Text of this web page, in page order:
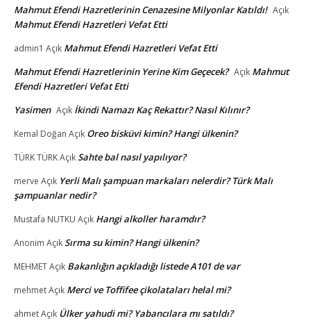
Mahmut Efendi Hazretlerinin Cenazesine Milyonlar Katıldı! Açık
Mahmut Efendi Hazretleri Vefat Etti
admin1 Açık Mahmut Efendi Hazretleri Vefat Etti
Mahmut Efendi Hazretlerinin Yerine Kim Geçecek? Açık Mahmut
Efendi Hazretleri Vefat Etti
Yasimen Açık İkindi Namazı Kaç Rekattır? Nasıl Kılınır?
Kemal Doğan Açık Oreo bisküvi kimin? Hangi ülkenin?
TÜRK TÜRKAçıkSahte bal nasıl yapılıyor?
merve Açık Yerli Malı şampuan markaları nelerdir? Türk Malı
şampuanlar nedir?
Mustafa NUTKU Açık Hangi alkoller haramdır?
Anonim AçıkSırma su kimin? Hangi ülkenin?
MEHMETAçık Bakanlığın açıkladığı listede A101 de var
mehmetAçık Merci ve Toffifee çikolataları helal mi?
ahmetAçık Ülker yahudi mi? Yabancılara mı satıldı?